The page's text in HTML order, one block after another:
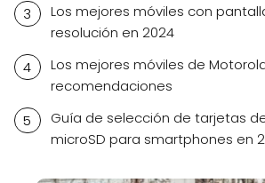
Los mejores móviles con
resolución en 2024
Los mejores móviles de
recomendaciones
Guía de selección de tarjetas
microSD para smartphones en